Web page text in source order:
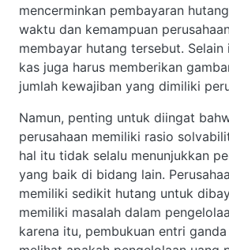
mencerminkan pembayaran
waktu dan kemampuan
membayar hutang tersebut.
kas juga harus memberikan
jumlah kewajiban yang dimiliki
Namun, penting untuk diingat
perusahaan memiliki rasio
hal itu tidak selalu menunjukkan
yang baik di bidang lain.
memiliki sedikit hutang untuk
memiliki masalah dalam
karena itu, pembukuan entri